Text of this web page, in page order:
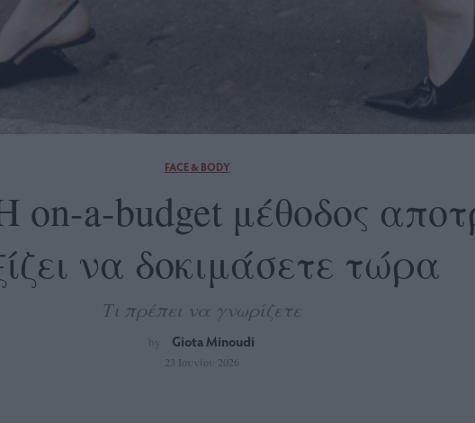
FACE & BODY
on-a-budget μέθοδος
να δοκιμάσετε τώρα
Τι πρέπει να γνωρίζετε
by Giota Minoudi
23 Ιουνίου 2026